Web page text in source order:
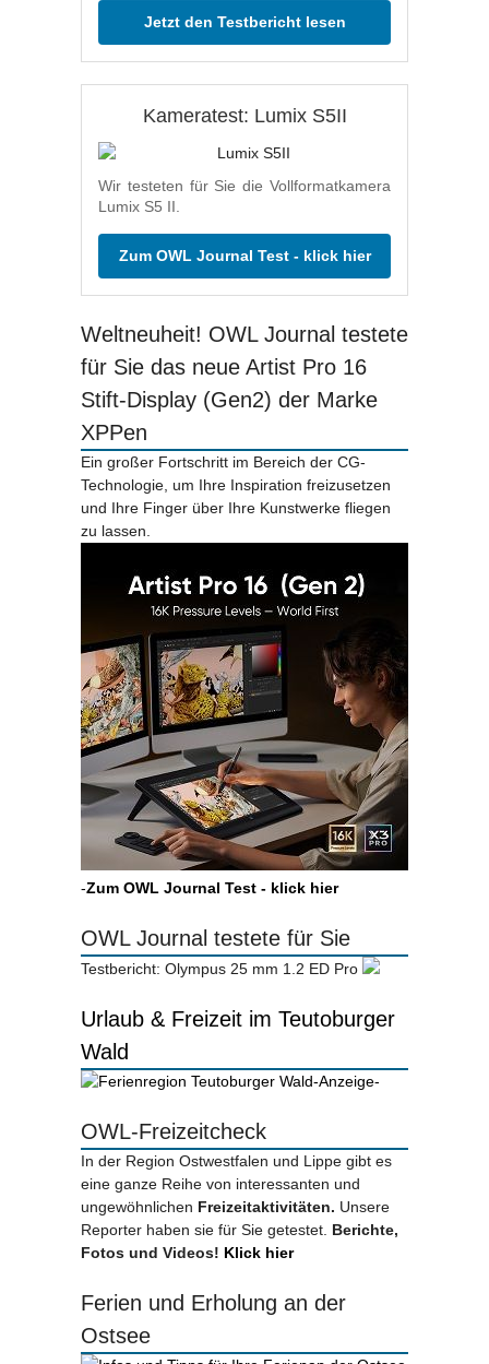
Jetzt den Testbericht lesen
Kameratest: Lumix S5II
Wir testeten für Sie die Vollformatkamera
Lumix S5 II.
Zum OWL Journal Test - klick hier
Weltneuheit! OWL Journal testete
für Sie das neue Artist Pro 16
Stift-Display (Gen2) der Marke
XPPen
Ein großer Fortschritt im Bereich der CG-
Technologie, um Ihre Inspiration freizusetzen
und Ihre Finger über Ihre Kunstwerke fliegen
zu lassen.
-Zum OWL Journal Test - klick hier
OWL Journal testete für Sie
Testbericht: Olympus 25 mm 1.2 ED Pro
Urlaub & Freizeit im Teutoburger
Wald
-Anzeige-
OWL-Freizeitcheck
In der Region Ostwestfalen und Lippe gibt es
eine ganze Reihe von interessanten und
ungewöhnlichen Freizeitaktivitäten. Unsere
Reporter haben sie für Sie getestet. Berichte,
Fotos und Videos! Klick hier
Ferien und Erholung an der
Ostsee